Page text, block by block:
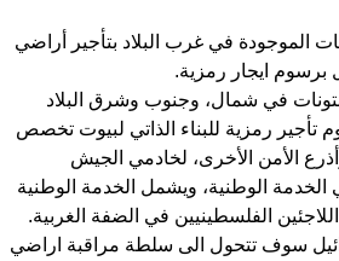
الموجودة في غرب البلاد بتأجير أراضي
برسوم ايجار رمزية.
في شمال، وجنوب وشرق البلاد
تأجير رمزية للبناء الذاتي لبيوت تخصص
الأمن الأخرى، لخادمي الجيش
الوطنية، ويشمل الخدمة الوطنية
الفلسطينيين في الضفة الغربية.
سوف تتحول الى سلطة مراقبة اراضي